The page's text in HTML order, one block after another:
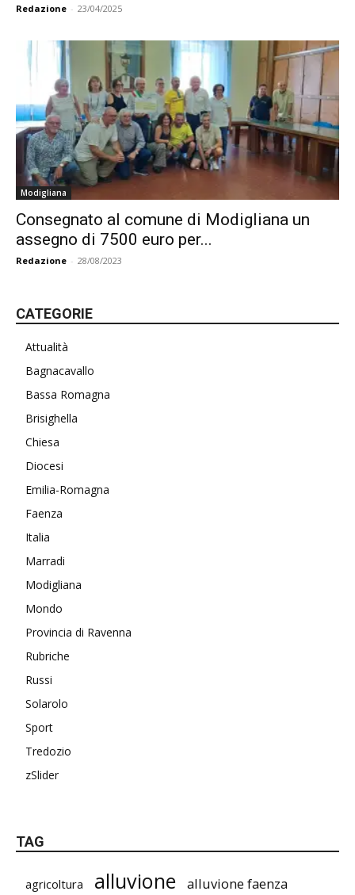
Redazione - 23/04/2025
Modigliana
Consegnato al comune di Modigliana un
assegno di 7500 euro per...
Redazione - 28/08/2023
CATEGORIE
Attualità
Bagnacavallo
Bassa Romagna
Brisighella
Chiesa
Diocesi
Emilia-Romagna
Faenza
Italia
Marradi
Modigliana
Mondo
Provincia di Ravenna
Rubriche
Russi
Solarolo
Sport
Tredozio
zSlider
TAG
agricoltura alluvione alluvione faenza